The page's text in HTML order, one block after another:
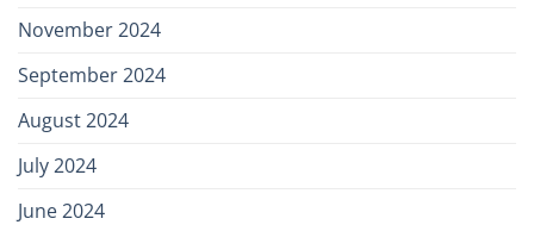
November 2024
September 2024
August 2024
July 2024
June 2024